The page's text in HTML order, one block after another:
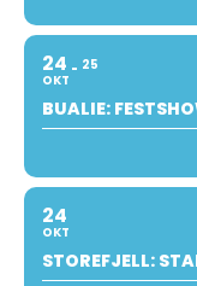
24
OKT
25
BUALIE:
24
OKT
STOREFJELL: